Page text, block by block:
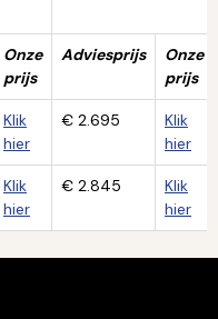
Onze
prijs
Adviesprijs
Onze
prijs
Klik
hier
€ 2.695
Klik
hier
Klik
hier
€ 2.845
Klik
hier